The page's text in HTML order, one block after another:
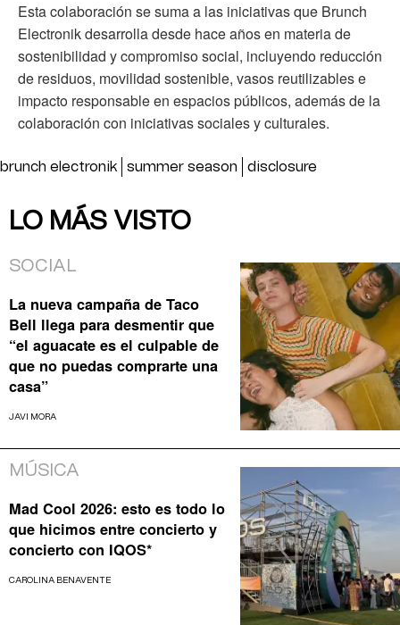
Esta colaboración se suma a las iniciativas que Brunch
Electronik desarrolla desde hace años en materia de
sostenibilidad y compromiso social, incluyendo reducción
de residuos, movilidad sostenible, vasos reutilizables e
impacto responsable en espacios públicos, además de la
colaboración con iniciativas sociales y culturales.
brunch electronik summer season disclosure
LO MÁS VISTO
SOCIAL
La nueva campaña de Taco
Bell llega para desmentir que
“el aguacate es el culpable de
que no puedas comprarte una
casa”
JAVI MORA
MÚSICA
Mad Cool 2026: esto es todo lo
que hicimos entre concierto y
concierto con IQOS*
CAROLINA BENAVENTE